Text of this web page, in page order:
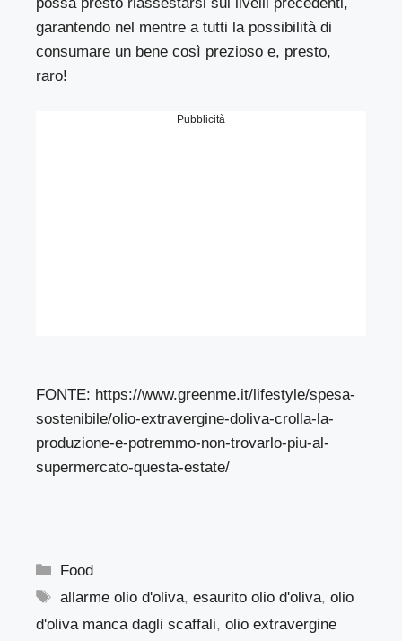
garantendo nel mentre a tutti la possibilità di
consumare un bene così prezioso e, presto,
raro!
Pubblicità
FONTE: https://www.greenme.it/lifestyle/spesa-
sostenibile/olio-extravergine-doliva-crolla-la-
produzione-e-potremmo-non-trovarlo-piu-al-
supermercato-questa-estate/
Categorie
Food
Tag
allarme olio d'oliva,esaurito olio d'oliva,olio
d'oliva manca dagli scaffali, olio extravergine